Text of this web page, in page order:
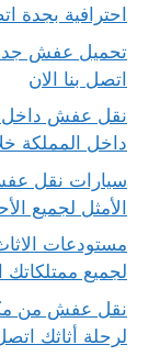
احترافية بجدة
اتصل بنا الان
نقل عفش داخل
داخل المملكة خلال 24 ساعة – أين ما
الأمثل لجميع
لجميع ممتلكاتك
لرحلة أثاثك